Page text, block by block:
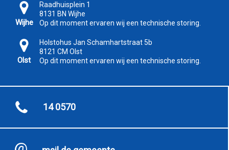
Wijhe
Raadhuisplein 1
8131 BN Wijhe
Op dit moment ervaren wij een technische storing.
Olst
Holstohus Jan Schamhartstraat 5b
8121 CM Olst
Op dit moment ervaren wij een technische storing.
14 0570